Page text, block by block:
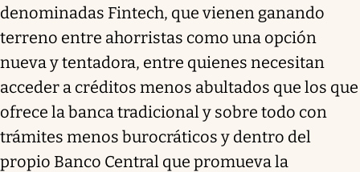
denominadas Fintech, que vienen ganando
terreno entre ahorristas como una opción
nueva y tentadora, entre quienes necesitan
acceder a créditos menos abultados que los que
ofrece la banca tradicional y sobre todo con
trámites menos burocráticos y dentro del
propio Banco Central que promueva la